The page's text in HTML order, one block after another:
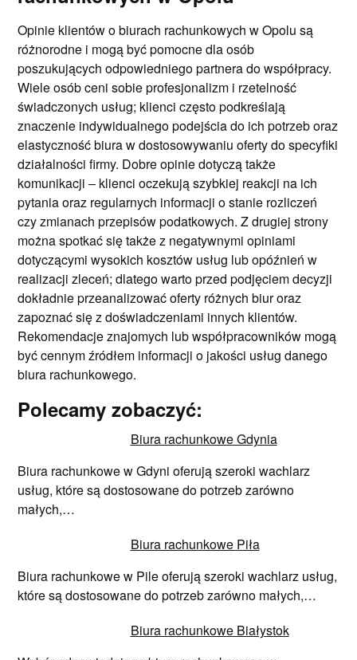
Opinie klientów o biurach rachunkowych w Opolu są
różnorodne i mogą być pomocne dla osób
poszukujących odpowiedniego partnera do współpracy.
Wiele osób ceni sobie profesjonalizm i rzetelność
świadczonych usług; klienci często podkreślają
znaczenie indywidualnego podejścia do ich potrzeb oraz
elastyczność biura w dostosowywaniu oferty do specyfiki
działalności firmy. Dobre opinie dotyczą także
komunikacji – klienci oczekują szybkiej reakcji na ich
pytania oraz regularnych informacji o stanie rozliczeń
czy zmianach przepisów podatkowych. Z drugiej strony
można spotkać się także z negatywnymi opiniami
dotyczącymi wysokich kosztów usług lub opóźnień w
realizacji zleceń; dlatego warto przed podjęciem decyzji
dokładnie przeanalizować oferty różnych biur oraz
zapoznać się z doświadczeniami innych klientów.
Rekomendacje znajomych lub współpracowników mogą
być cennym źródłem informacji o jakości usług danego
biura rachunkowego.
Polecamy zobaczyć:
Biura rachunkowe Gdynia
Biura rachunkowe w Gdyni oferują szeroki wachlarz
usług, które są dostosowane do potrzeb zarówno
małych,…
Biura rachunkowe Piła
Biura rachunkowe w Pile oferują szeroki wachlarz usług,
które są dostosowane do potrzeb zarówno małych,…
Biura rachunkowe Białystok